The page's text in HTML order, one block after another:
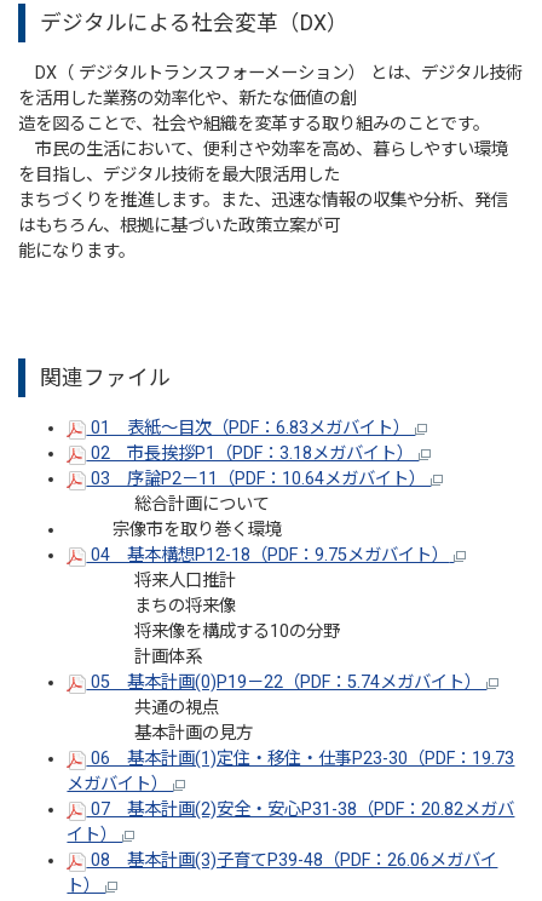
デジタルによる社会変革（DX）
DX（ デジタルトランスフォーメーション） とは、デジタル技術
を活用した業務の効率化や、新たな価値の創
造を図ることで、社会や組織を変革する取り組みのことです。
市民の生活において、便利さや効率を高め、暮らしやすい環境
を目指し、デジタル技術を最大限活用した
まちづくりを推進します。また、迅速な情報の収集や分析、発信
はもちろん、根拠に基づいた政策立案が可
能になります。
関連ファイル
01 表紙～目次（PDF：6.83メガバイト）
02 市長挨拶P1（PDF：3.18メガバイト）
03 序論P2－11（PDF：10.64メガバイト）
総合計画について
宗像市を取り巻く環境
04 基本構想P12-18（PDF：9.75メガバイト）
将来人口推計
まちの将来像
将来像を構成する10の分野
計画体系
05 基本計画(0)P19－22（PDF：5.74メガバイト）
共通の視点
基本計画の見方
06 基本計画(1)定住・移住・仕事P23-30（PDF：19.73
メガバイト）
07 基本計画(2)安全・安心P31-38（PDF：20.82メガバ
イト）
08 基本計画(3)子育てP39-48（PDF：26.06メガバイ
ト）